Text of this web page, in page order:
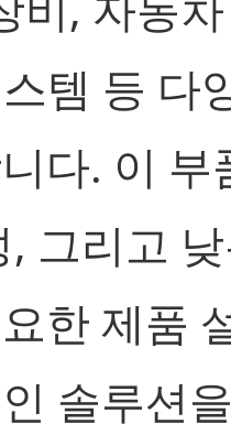
템 등 다
다. 이 부
그리고
한 제품
솔루션